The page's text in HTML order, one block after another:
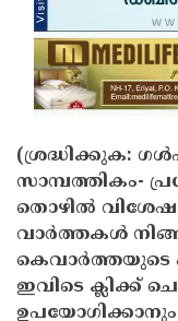
(ശ്രദ്ധിക്കുക:
സാമ്പത്തികം-
തൊഴിൽ
വാർത്തകൾ
ഇവിടെ
ഉപയോഗിക്കാനും